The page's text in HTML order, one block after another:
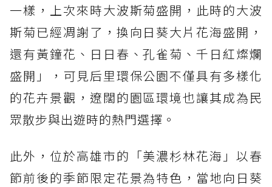
一樣，上次來時大波斯菊盛開，此時的大波
斯菊已經凋謝了，換向日葵大片花海盛開，
還有黃鐘花、日日春、孔雀菊、千日紅燦爛
盛開」，可見后里環保公園不僅具有多樣化
的花卉景觀，遼闊的園區環境也讓其成為民
眾散步與出遊時的熱門選擇。
此外，位於高雄市的「美濃杉林花海」以春
節前後的季節限定花景為特色，當地向日葵